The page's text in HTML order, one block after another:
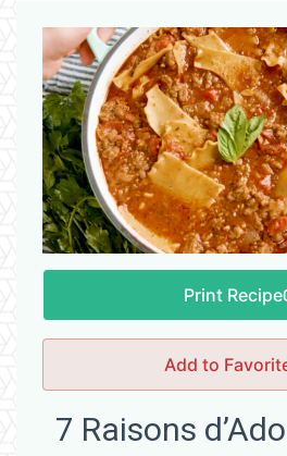
Print Recipe
Add to
7 Raisons